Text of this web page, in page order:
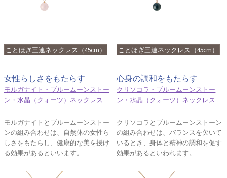
ことほぎ三連ネックレス（45cm）
女性らしさをもたらす
モルガナイト・ブルームーンストー
ン・水晶（クォーツ）ネックレス
モルガナイトとブルームーンストー
ンの組み合わせは、自然体の女性ら
しさをもたらし、健康的な美を授け
る効果があるといいます。
ことほぎ三連ネックレス（45cm）
心身の調和をもたらす
クリソコラ・ブルームーンストー
ン・水晶（クォーツ）ネックレス
クリソコラとブルームーンストーン
の組み合わせは、バランスを欠いて
いるとき、身体と精神の調和を促す
効果があるといわれます。